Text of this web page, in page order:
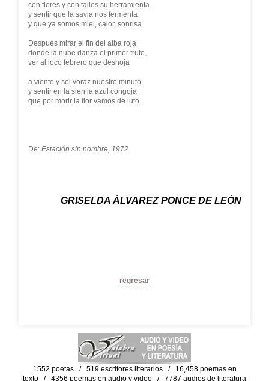
con flores y con tallos su herramienta
y sentir que la savia nos fermenta
y que ya somos miel, calor, sonrisa.
Después mirar el fin del alba roja
donde la nube danza el primer fruto,
ver al loco febrero que deshoja
a viento y sol voraz nuestro minuto
y sentir en la sien la azul congoja
que por morir la flor vamos de luto.
De: Estación sin nombre, 1972
GRISELDA ÁLVAREZ PONCE DE LEÓN
regresar
1552 poetas / 519 escritores literarios / 16,458 poemas en
texto / 4356 poemas en audio y video / 7787 audios de literatura